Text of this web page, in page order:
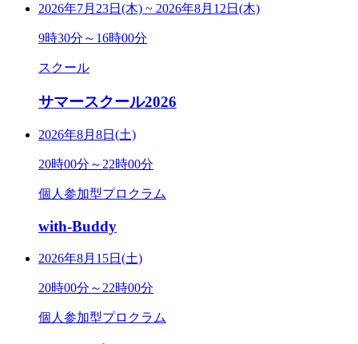
2026年7月23日(木) ~ 2026年8月12日(木)
9時30分～16時00分
スクール
サマースクール2026
2026年8月8日(土)
20時00分～22時00分
個人参加型プロクラム
with-Buddy
2026年8月15日(土)
20時00分～22時00分
個人参加型プロクラム